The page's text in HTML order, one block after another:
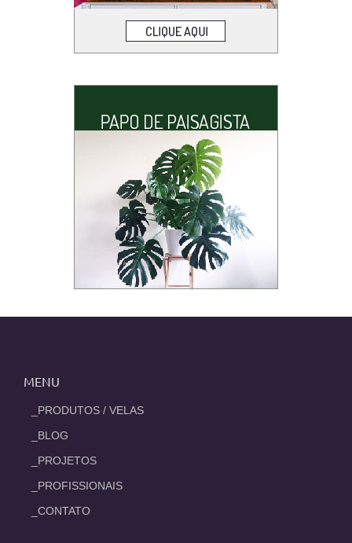
MENU
_PRODUTOS / VELAS
_BLOG
_PROJETOS
_PROFISSIONAIS
_CONTATO